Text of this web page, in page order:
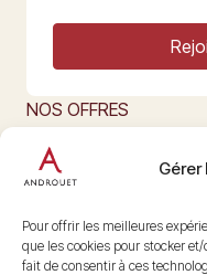
Pour offrir les meilleures
que les cookies pour stocker
fait de consentir à ces
NOS OFFRES
L’ART DU FROMAGE
Nous suivre
@maisonandrouet